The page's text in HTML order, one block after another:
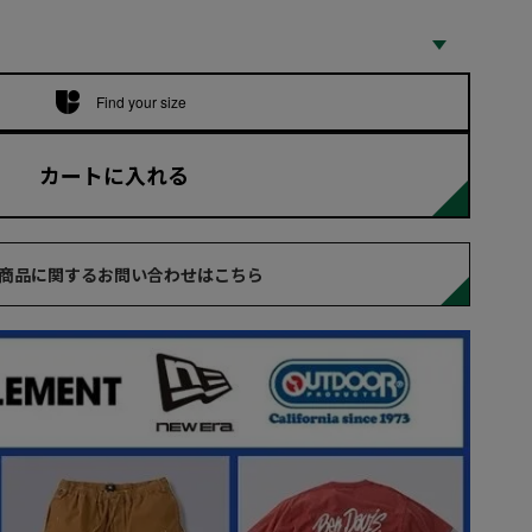
Find your size
カートに入れる
品に関するお問い合わせはこちら